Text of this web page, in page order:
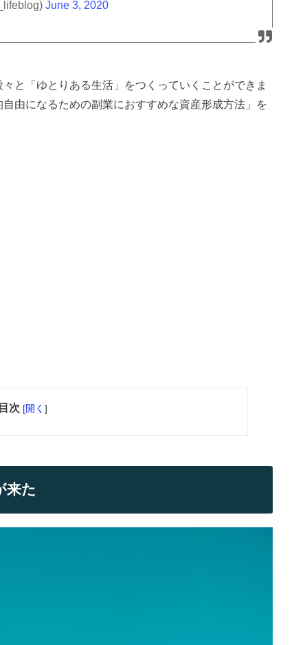
June 3, 2020
と「ゆとりある生活」をつくっていくことができま
由になるための副業におすすめな資産形成方法」を
目次 [開く ]
来た